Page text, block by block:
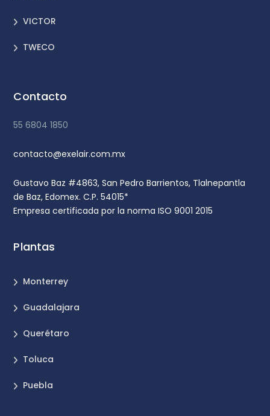
VICTOR
TWECO
Contacto
55 6804 1850
contacto@exelair.com.mx
Gustavo Baz #4863, San Pedro Barrientos, Tlalnepantla
de Baz, Edomex. C.P. 54015*
Empresa certificada por la norma ISO 9001 2015
Plantas
Monterrey
Guadalajara
Querétaro
Toluca
Puebla